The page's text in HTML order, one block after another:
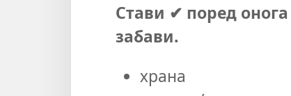
Стави ✔ поред
забави.
храна